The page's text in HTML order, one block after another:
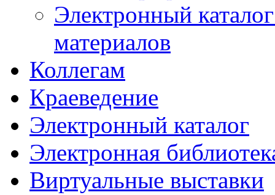
Электронный
материалов
Коллегам
Краеведение
Электронный каталог
Электронная
Виртуальные выставки